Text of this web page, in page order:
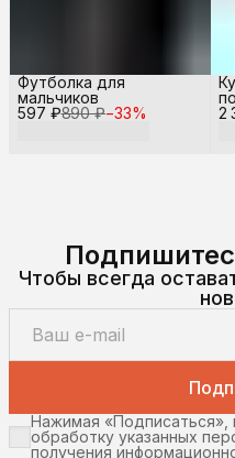
597 ₽890 ₽−33%
Футболка для
мальчиков
2
Чтобы всегда
Нажимая «Подписаться»,
обработку указанных
получения